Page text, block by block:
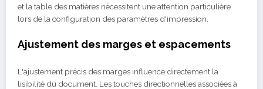
et la table des matières nécessitent une attention particulière
lors de la configuration des paramètres d'impression.
Ajustement des marges et espacements
L'ajustement précis des marges influence directement la
lisibilité du document. Les touches directionnelles associées à